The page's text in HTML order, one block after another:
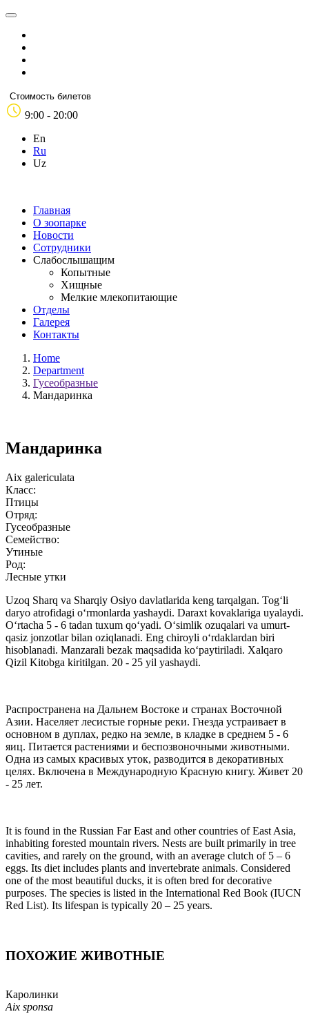
Стоимость билетов
9:00 - 20:00
En
Ru
Uz
Главная
О зоопарке
Новости
Сотрудники
Слабослышащим
Копытные
Хищные
Мелкие млекопитающие
Отделы
Галерея
Контакты
Home
Department
Гусеобразные
Мандаринка
Мандаринка
Aix galericulata
Класс:
Птицы
Отряд:
Гусеобразные
Семейство:
Утиные
Род:
Лесные утки
Uzoq Sharq va Sharqiy Osiyo davlatlarida keng tarqalgan. Tog‘li
daryo atrofidagi o‘rmonlarda yashaydi. Daraxt kovaklariga uyalaydi.
O‘rtacha 5 - 6 tadan tuxum qo‘yadi. O‘simlik ozuqalari va umurt-
qasiz jonzotlar bilan oziqlanadi. Eng chiroyli o‘rdaklardan biri
hisoblanadi. Manzarali bezak maqsadida ko‘paytiriladi. Xalqaro
Qizil Kitobga kiritilgan. 20 - 25 yil yashaydi.
Распространена на Дальнем Востоке и странах Восточной
Азии. Населяет лесистые горные реки. Гнезда устраивает в
основном в дуплах, редко на земле, в кладке в среднем 5 - 6
яиц. Питается растениями и беспозвоночными животными.
Одна из самых красивых уток, разводится в декоративных
целях. Включена в Международную Красную книгу. Живет 20
- 25 лет.
It is found in the Russian Far East and other countries of East Asia,
inhabiting forested mountain rivers. Nests are built primarily in tree
cavities, and rarely on the ground, with an average clutch of 5 – 6
eggs. Its diet includes plants and invertebrate animals. Considered
one of the most beautiful ducks, it is often bred for decorative
purposes. The species is listed in the International Red Book (IUCN
Red List). Its lifespan is typically 20 – 25 years.
ПОХОЖИЕ ЖИВОТНЫЕ
Каролинки
Aix sponsa